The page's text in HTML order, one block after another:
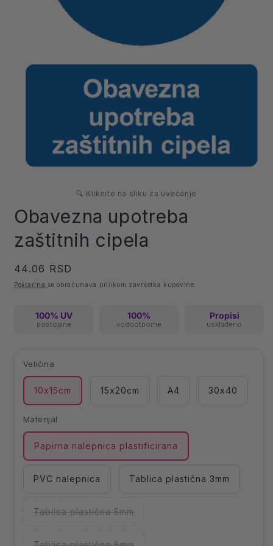
u
dijaloškom
🔍 Kliknite na sliku za uvećanje
Obavezna upotreba
zaštitnih cipela
Redovna
cena
44.06 RSD
Poštarina se obračunava prilikom završetka kupovine.
100% UV
postojane
100%
vodootporne
Propisi
usklađeno
Veličina
10x15cm 15x20cm A4 30x40
Materijal
Papirna nalepnica plastificirana
PVC nalepnica Tablica plastična 3mm
Tablica plastična 5mm
Model
ili